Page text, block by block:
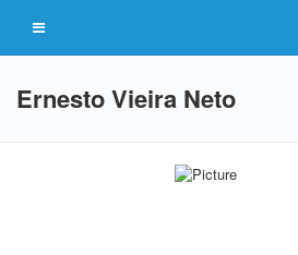
Ernesto Vieira Neto